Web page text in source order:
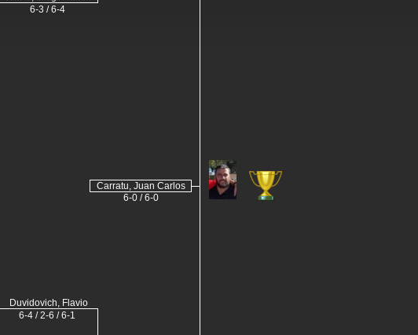
6-3 / 6-4
Duvidovich, Flavio
6-4 / 2-6 / 6-1
Carratu, Juan Carlos
6-0 / 6-0